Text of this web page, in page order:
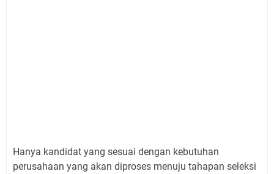
Hanya kandidat yang sesuai dengan kebutuhan
perusahaan yang akan diproses menuju tahapan seleksi